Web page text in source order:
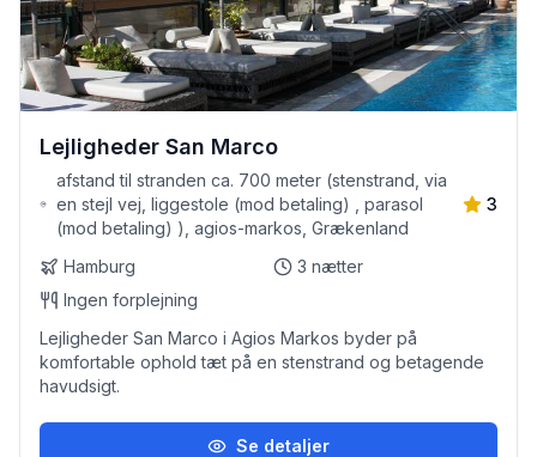
Lejligheder San Marco
afstand til stranden ca. 700 meter (stenstrand, via
en stejl vej, liggestole (mod betaling) , parasol
(mod betaling) ), agios-markos, Grækenland
3
Hamburg 3 nætter
Ingen forplejning
Lejligheder San Marco i Agios Markos byder på
komfortable ophold tæt på en stenstrand og betagende
havudsigt.
Se detaljer